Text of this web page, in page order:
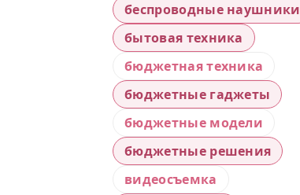
беспроводные наушники
бытовая техника
бюджетная техника
бюджетные гаджеты
бюджетные модели
бюджетные решения
видеосъемка